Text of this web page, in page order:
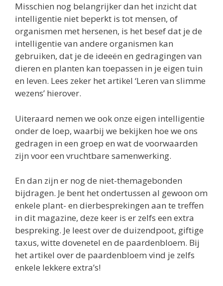
Misschien nog belangrijker dan het inzicht dat
intelligentie niet beperkt is tot mensen, of
organismen met hersenen, is het besef dat je de
intelligentie van andere organismen kan
gebruiken, dat je de ideeën en gedragingen van
dieren en planten kan toepassen in je eigen tuin
en leven. Lees zeker het artikel ‘Leren van slimme
wezens’ hierover.
Uiteraard nemen we ook onze eigen intelligentie
onder de loep, waarbij we bekijken hoe we ons
gedragen in een groep en wat de voorwaarden
zijn voor een vruchtbare samenwerking.
En dan zijn er nog de niet-themagebonden
bijdragen. Je bent het ondertussen al gewoon om
enkele plant- en dierbesprekingen aan te treffen
in dit magazine, deze keer is er zelfs een extra
bespreking. Je leest over de duizendpoot, giftige
taxus, witte dovenetel en de paardenbloem. Bij
het artikel over de paardenbloem vind je zelfs
enkele lekkere extra’s!